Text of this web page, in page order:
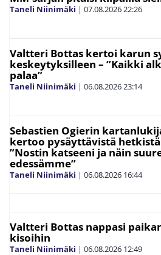
Taneli Niinimäki | 07.08.2026 22:26
Valtteri Bottas kertoi karun
keskeytyksilleen – ”Kaikki
palaa”
Taneli Niinimäki | 06.08.2026 23:14
Sebastien Ogierin
kertoo pysäyttävistä
”Nostin katseeni ja näin
edessämme”
Taneli Niinimäki | 06.08.2026 16:44
Valtteri Bottas nappasi
kisoihin
Taneli Niinimäki | 06.08.2026 12:49